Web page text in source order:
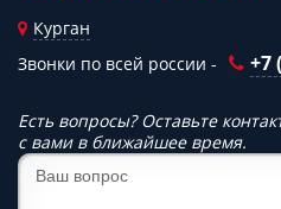
Курган
Звонки по всей россии -
+7
Есть вопросы? Оставьте
с вами в ближайшее время.